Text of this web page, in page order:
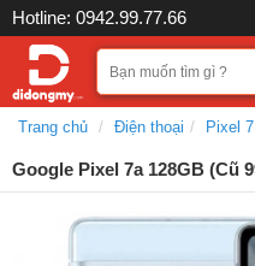
Hotline: 0942.99.77.66
Trang chủ Điện thoại Pixel
Google Pixel 7a 128GB (Cũ